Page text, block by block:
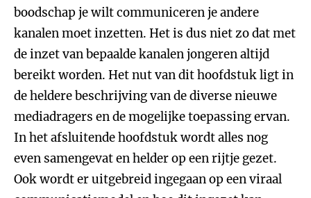
boodschap je wilt communiceren je andere
kanalen moet inzetten. Het is dus niet zo dat met
de inzet van bepaalde kanalen jongeren altijd
bereikt worden. Het nut van dit hoofdstuk ligt in
de heldere beschrijving van de diverse nieuwe
mediadragers en de mogelijke toepassing ervan.
In het afsluitende hoofdstuk wordt alles nog
even samengevat en helder op een rijtje gezet.
Ook wordt er uitgebreid ingegaan op een viraal